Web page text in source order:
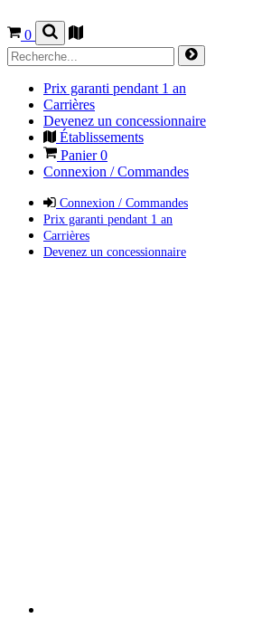
0
Prix garanti pendant 1 an
Carrières
Devenez un concessionnaire
Établissements
Panier0
Connexion / Commandes
Connexion / Commandes
Prix garanti pendant 1 an
Carrières
Devenez un concessionnaire